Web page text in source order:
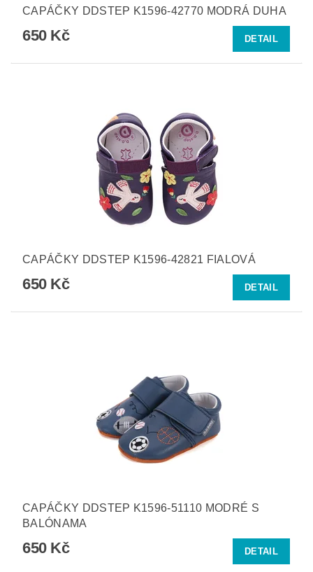
CAPÁČKY DDSTEP K1596-42770 MODRÁ DUHA
650 Kč DETAIL
CAPÁČKY DDSTEP K1596-42821 FIALOVÁ
650 Kč DETAIL
CAPÁČKY DDSTEP K1596-51110 MODRÉ S
BALÓNAMA
650 Kč DETAIL